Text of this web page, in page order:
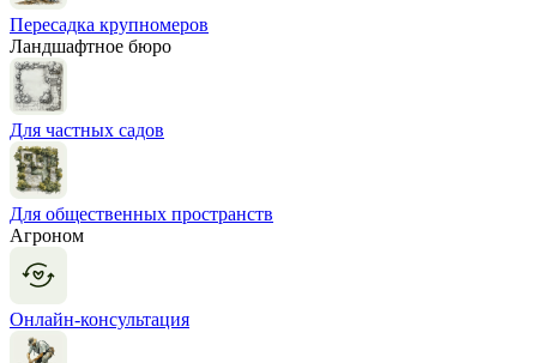
Пересадка крупномеров
Ландшафтное бюро
Для частных садов
Для общественных пространств
Агроном
Онлайн-консультация